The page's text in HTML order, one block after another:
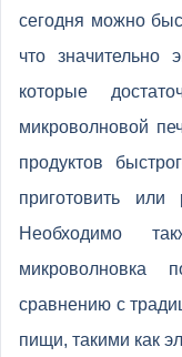
сегодня можно
что значительно
которые
микроволновой
продуктов
приготовить или
Необходимо
микроволновка
сравнению с
пищи, такими как